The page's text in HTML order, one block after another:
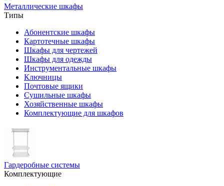
Металлические шкафы
Типы
Абонентские шкафы
Картотечные шкафы
Шкафы для чертежей
Шкафы для одежды
Инструментальные шкафы
Ключницы
Почтовые ящики
Сушильные шкафы
Хозяйственные шкафы
Комплектующие для шкафов
Гардеробные системы
Комплектующие